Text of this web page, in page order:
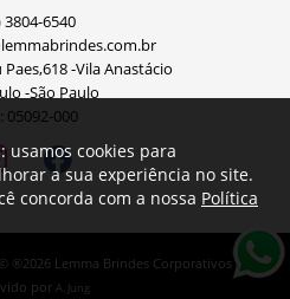
3804-6540
-Vila Anastácio
-São Paulo
05092-000
®2026 Lemma Brindes Corporativos
por A. Jung
usamos cookies para
a sua experiência no site.
concorda com a nossa Política